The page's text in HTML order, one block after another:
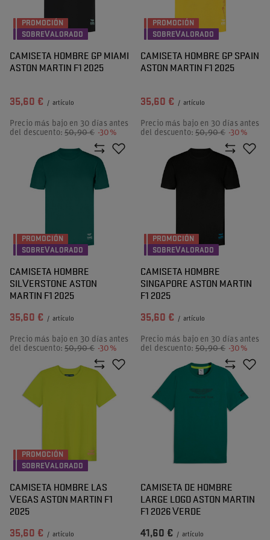
PROMOCIÓN
SOBREVALORADO
CAMISETA HOMBRE GP MIAMI
ASTON MARTIN F1 2025
35,60 € / artículo
Precio más bajo en 30 días antes
del descuento:50,90 € -30%
PROMOCIÓN
SOBREVALORADO
CAMISETA HOMBRE GP SPAIN
ASTON MARTIN F1 2025
35,60 € / artículo
Precio más bajo en 30 días antes
del descuento:50,90 € -30%
PROMOCIÓN
SOBREVALORADO
CAMISETA HOMBRE
SILVERSTONE ASTON
MARTIN F1 2025
35,60 € / artículo
Precio más bajo en 30 días antes
del descuento:50,90 € -30%
PROMOCIÓN
SOBREVALORADO
CAMISETA HOMBRE
SINGAPORE ASTON MARTIN
F1 2025
35,60 € / artículo
Precio más bajo en 30 días antes
del descuento:50,90 € -30%
PROMOCIÓN
SOBREVALORADO
CAMISETA HOMBRE LAS
VEGAS ASTON MARTIN F1
2025
35,60 € / artículo
CAMISETA DE HOMBRE
LARGE LOGO ASTON MARTIN
F1 2026 VERDE
41,60 € / artículo